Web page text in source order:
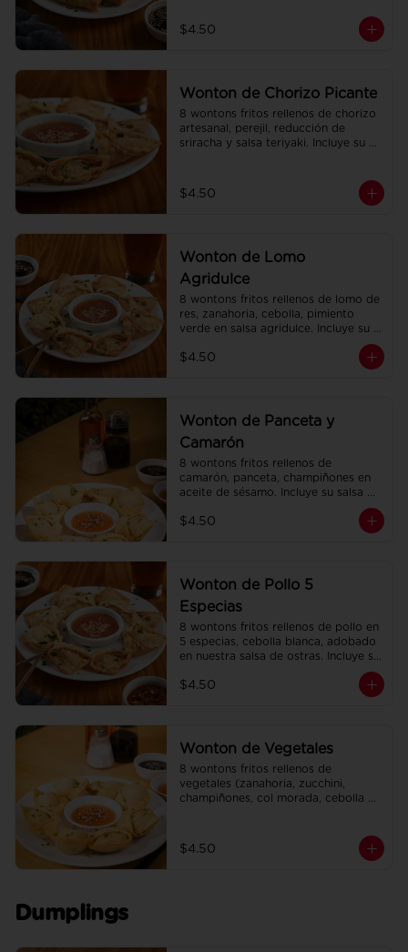
agridulce.
$4.50
Wonton de Chorizo Picante
8 wontons fritos rellenos de chorizo
artesanal, perejil, reducción de
sriracha y salsa teriyaki. Incluye su
$4.50
Wonton de Lomo
Agridulce
8 wontons fritos rellenos de lomo de
res, zanahoria, cebolla, pimiento
verde en salsa agridulce. Incluye su
$4.50
Wonton de Panceta y
Camarón
8 wontons fritos rellenos de
camarón, panceta, champiñones en
aceite de sésamo. Incluye su salsa
$4.50
Wonton de Pollo 5
Especias
8 wontons fritos rellenos de pollo en
5 especias, cebolla blanca, adobado
en nuestra salsa de ostras. Incluye su
$4.50
Wonton de Vegetales
8 wontons fritos rellenos de
vegetales (zanahoria, zucchini,
champiñones, col morada, cebolla
$4.50
Dumplings